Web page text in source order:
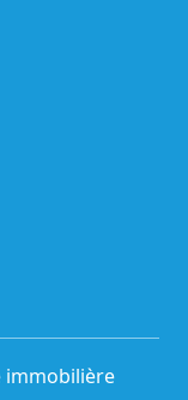
immobilière